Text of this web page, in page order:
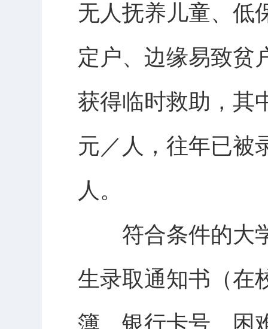
无人抚养儿童、低
定户、边缘易致贫
获得临时救助，其
元／人，往年已被
人。
符合条件的大学
生录取通知书（在
簿、银行卡号、困